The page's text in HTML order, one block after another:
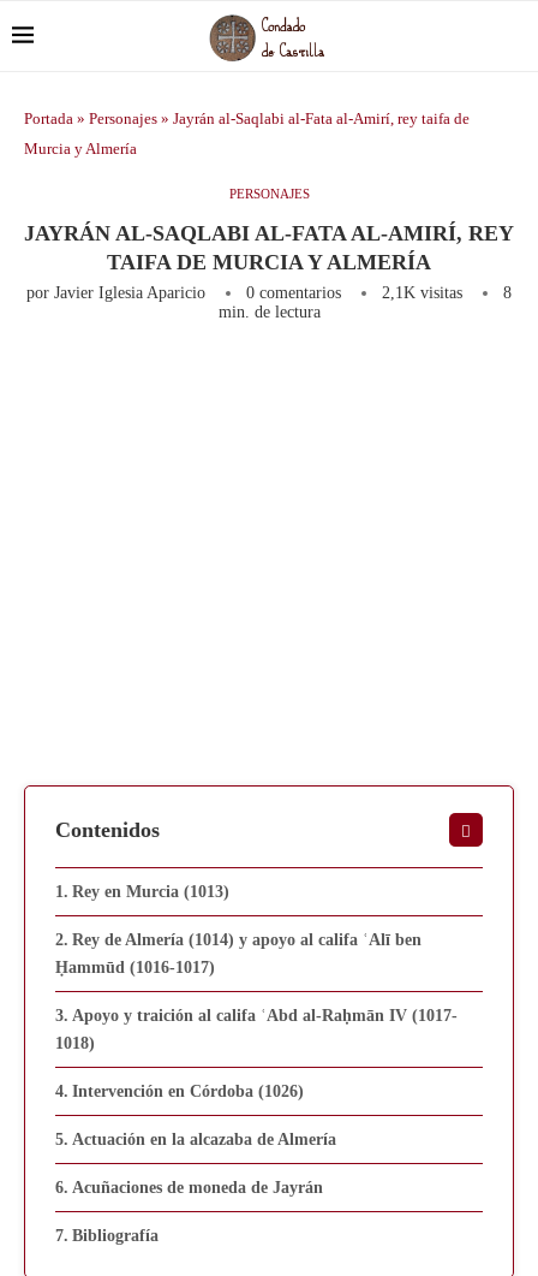
Portada » Personajes » Jayrán al-Saqlabi al-Fata al-Amirí, rey taifa de
Murcia y Almería
PERSONAJES
JAYRÁN AL-SAQLABI AL-FATA AL-AMIRÍ, REY
TAIFA DE MURCIA Y ALMERÍA
por Javier Iglesia Aparicio 0 comentarios 2,1K visitas
8
min. de lectura
Contenidos
Rey en Murcia (1013)
Rey de Almería (1014) y apoyo al califa ʿAlī ben
Ḥammūd (1016-1017)
Apoyo y traición al califa ʿAbd al-Raḥmān IV (1017-
1018)
Intervención en Córdoba (1026)
Actuación en la alcazaba de Almería
Acuñaciones de moneda de Jayrán
Bibliografía